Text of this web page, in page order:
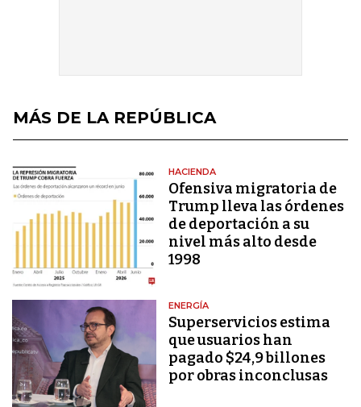
MÁS DE LA REPÚBLICA
HACIENDA
Ofensiva migratoria de
Trump lleva las órdenes
de deportación a su
nivel más alto desde
1998
ENERGÍA
Superservicios estima
que usuarios han
pagado $24,9 billones
por obras inconclusas